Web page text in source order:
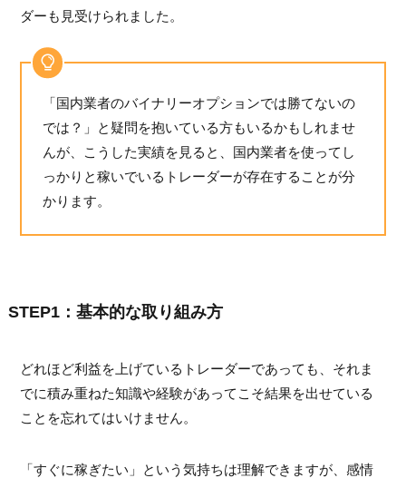
ダーも見受けられました。
「国内業者のバイナリーオプションでは勝てないの
では？」と疑問を抱いている方もいるかもしれませ
んが、こうした実績を見ると、国内業者を使ってし
っかりと稼いでいるトレーダーが存在することが分
かります。
STEP1：基本的な取り組み方
どれほど利益を上げているトレーダーであっても、それま
でに積み重ねた知識や経験があってこそ結果を出せている
ことを忘れてはいけません。
「すぐに稼ぎたい」という気持ちは理解できますが、感情